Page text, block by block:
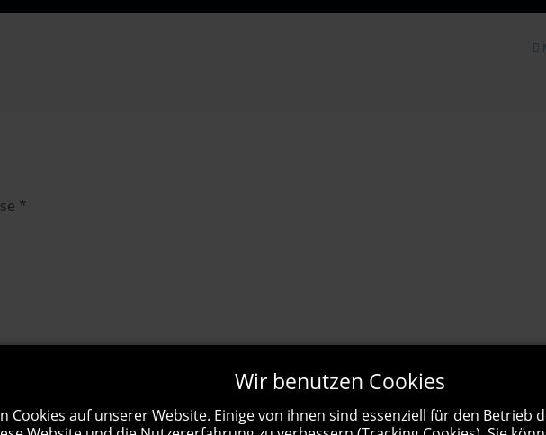
Wir benutzen Cookies
Cookies auf unserer Website. Einige von ihnen sind essenziell für den Betrieb